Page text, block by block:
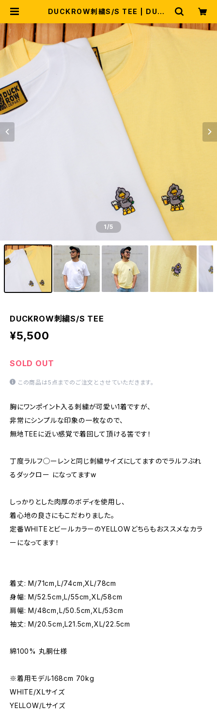
DUCKROW刺繍S/S TEE | DUCK
1/5
DUCKROW刺繍S/S TEE
¥5,500
SOLD OUT
この商品は5点までのご注文とさせていただきます。
胸にワンポイント入る刺繍が可愛い1着ですが、
非常にシンプルな印象の一枚なので、
無地TEEに近い感覚で着回して頂ける筈です！
丁度ラルフ◯ーレンと同じ刺繍サイズにしてますのでラルフぶれ
るダックロー になってますw
しっかりとした肉厚のボディを使用し、
着心地の良さにもこだわりました。
定番WHITEとビールカラーのYELLOWどちらもおススメなカラ
ーになってます！
着丈: M/71cm,L/74cm,XL/78cm
身幅: M/52.5cm,L/55cm,XL/58cm
肩幅: M/48cm,L/50.5cm,XL/53cm
袖丈: M/20.5cm,L21.5cm,XL/22.5cm
綿100% 丸胴仕様
※着用モデル168cm 70kg
WHITE/XLサイズ
YELLOW/Lサイズ